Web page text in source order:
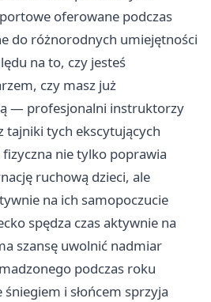
oferowane podczas
do różnorodnych umiejętności
na to, czy jesteś
czy masz już
— profesjonalni instruktorzy
tajniki tych ekscytujących
nie tylko poprawia
ruchową dzieci, ale
na ich samopoczucie
spędza czas aktywnie na
szansę uwolnić nadmiar
podczas roku
i słońcem sprzyja